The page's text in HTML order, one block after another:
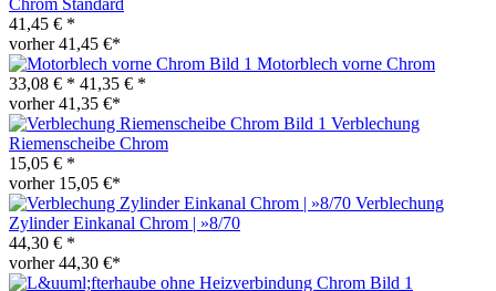
41,45 € *
vorher 41,45 €*
Motorblech vorne Chrom
33,08 € * 41,35 € *
vorher 41,35 €*
Verblechung
Riemenscheibe Chrom
15,05 € *
vorher 15,05 €*
Verblechung
Zylinder Einkanal Chrom | »8/70
44,30 € *
vorher 44,30 €*